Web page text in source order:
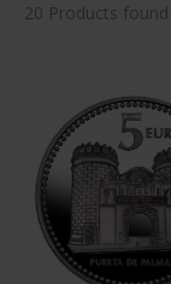
20 Products found